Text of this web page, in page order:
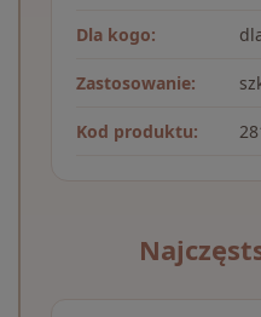
Dla kogo:
Zastosowanie:
Kod produktu: